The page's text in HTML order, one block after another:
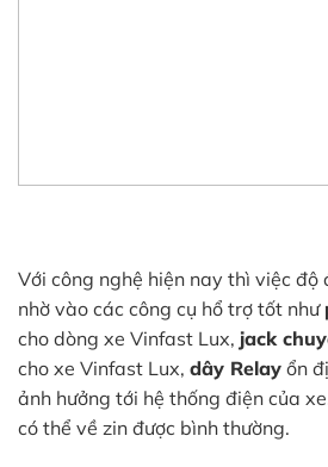
Với công nghệ hiện nay thì việc độ
nhờ vào các công cụ hổ trợ tốt như
cho dòng xe Vinfast Lux, jack
cho xe Vinfast Lux, dây Relay ổn
ảnh hưởng tới hệ thống điện của
có thể về zin được bình thường.